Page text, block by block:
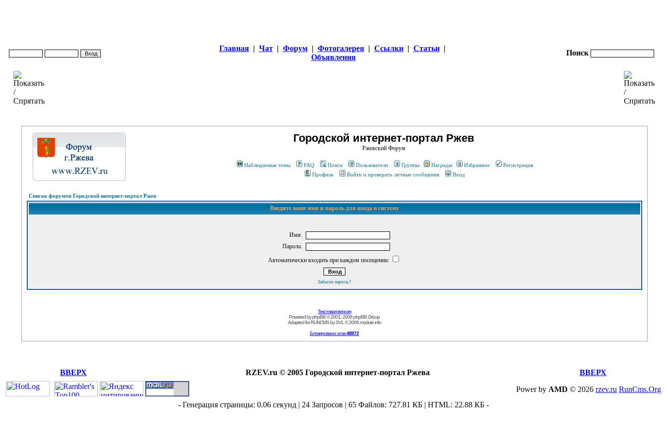
Главная | Чат | Форум | Фотогалерея | Ссылки | Статьи |
Объявления
Поиск
Городской интернет-портал Ржев
Ржевский Форум
Наблюдаемые темы FAQ Поиск Пользователи Группы Награды Избранное
Регистрация
Профиль
Войти и проверить личные сообщения Вход
Список форумов Городской интернет-портал Ржев
Введите ваше имя и пароль для входа в систему
Имя:
Пароль:
Автоматически входить при каждом посещении:
Забыли пароль?
Текстовая версия
Powered byphpBB© 2001, 2006 phpBB Group
Adapted forRUNCMSbySVL © 2006module info
Блокировано атак48872
ВВЕРХ RZEV.ru © 2005 Городской интернет-портал Ржева
ВВЕРХ
Power by AMD © 2026 rzev.ru RunCms.Org
- Генерация страницы: 0.06 секунд | 24 Запросов | 65 Файлов: 727.81 КБ | HTML: 22.88 КБ -